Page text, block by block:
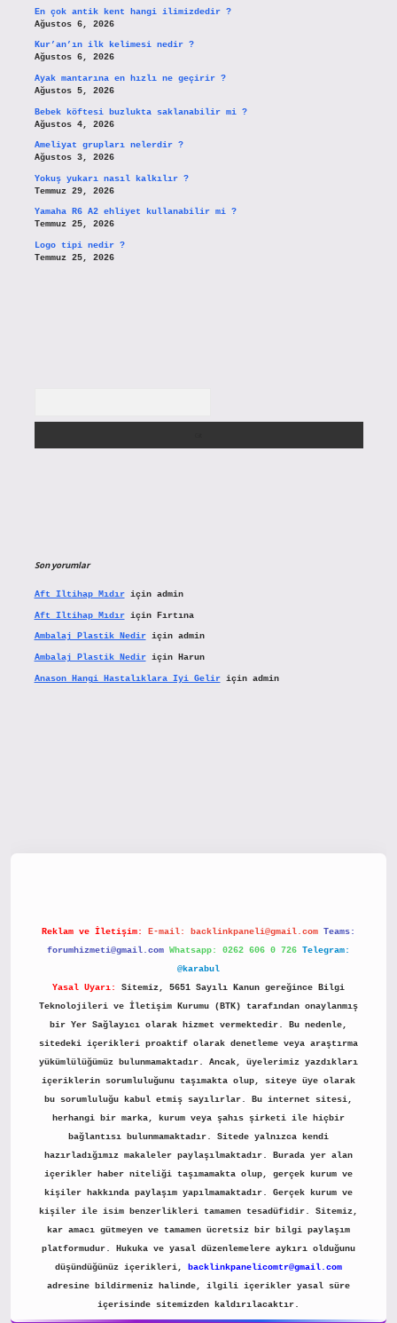
En çok antik kent hangi ilimizdedir ?
Ağustos 6, 2026
Kur’an’ın ilk kelimesi nedir ?
Ağustos 6, 2026
Ayak mantarına en hızlı ne geçirir ?
Ağustos 5, 2026
Bebek köftesi buzlukta saklanabilir mi ?
Ağustos 4, 2026
Ameliyat grupları nelerdir ?
Ağustos 3, 2026
Yokuş yukarı nasıl kalkılır ?
Temmuz 29, 2026
Yamaha R6 A2 ehliyet kullanabilir mi ?
Temmuz 25, 2026
Logo tipi nedir ?
Temmuz 25, 2026
Son yorumlar
Aft Iltihap Mıdıriçin admin
Aft Iltihap Mıdıriçin Fırtına
Ambalaj Plastik Nediriçin admin
Ambalaj Plastik Nediriçin Harun
Anason Hangi Hastalıklara Iyi Geliriçin admin
Reklam ve İletişim: E-mail: backlinkpaneli@gmail.com Teams:
forumhizmeti@gmail.com Whatsapp: 0262 606 0 726 Telegram:
@karabul
Yasal Uyarı:
Sitemiz, 5651 Sayılı Kanun gereğince Bilgi
Teknolojileri ve İletişim Kurumu (BTK) tarafından onaylanmış
bir Yer Sağlayıcı olarak hizmet vermektedir. Bu nedenle,
sitedeki içerikleri proaktif olarak denetleme veya araştırma
yükümlülüğümüz bulunmamaktadır. Ancak, üyelerimiz yazdıkları
içeriklerin sorumluluğunu taşımakta olup, siteye üye olarak
bu sorumluluğu kabul etmiş sayılırlar. Bu internet sitesi,
herhangi bir marka, kurum veya şahıs şirketi ile hiçbir
bağlantısı bulunmamaktadır. Sitede yalnızca kendi
hazırladığımız makaleler paylaşılmaktadır. Burada yer alan
içerikler haber niteliği taşımamakta olup, gerçek kurum ve
kişiler hakkında paylaşım yapılmamaktadır. Gerçek kurum ve
kişiler ile isim benzerlikleri tamamen tesadüfidir. Sitemiz,
kar amacı gütmeyen ve tamamen ücretsiz bir bilgi paylaşım
platformudur. Hukuka ve yasal düzenlemelere aykırı olduğunu
düşündüğünüz içerikleri,
backlinkpanelicomtr@gmail.com
adresine bildirmeniz halinde, ilgili içerikler yasal süre
içerisinde sitemizden kaldırılacaktır.